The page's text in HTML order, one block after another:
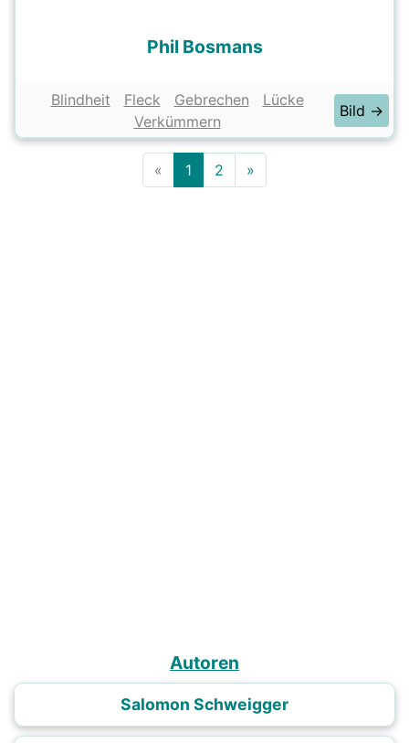
Phil Bosmans
Blindheit Fleck Gebrechen
Lücke
Verkümmern
Bild →
« 1 2 »
Autoren
Salomon Schweigger